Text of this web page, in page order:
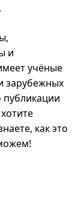
и
учёные
зарубежных
публикации
как это